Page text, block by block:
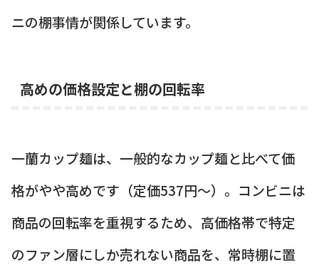
ニの棚事情が関係しています。
高めの価格設定と棚の回転率
一蘭カップ麺は、一般的なカップ麺と比べて価
格がやや高めです（定価537円〜）。コンビニは
商品の回転率を重視するため、高価格帯で特定
のファン層にしか売れない商品を、常時棚に置